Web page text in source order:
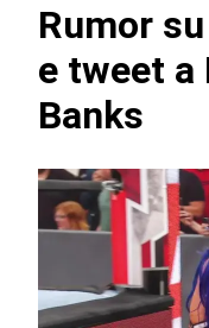
Rumor
e tweet a
Banks